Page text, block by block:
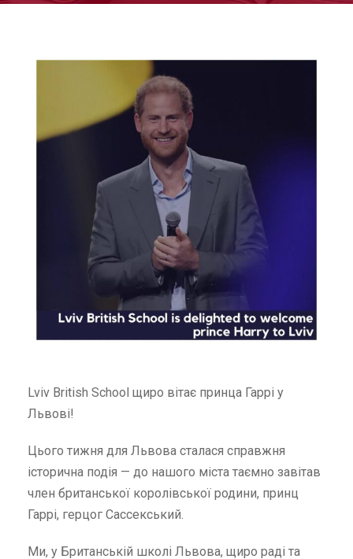
Lviv British School щиро вітає принца Гаррі у
Львові!
Цього тижня для Львова сталася справжня
історична подія — до нашого міста таємно завітав
член британської королівської родини, принц
Гаррі, герцог Сассекський.
Ми, у Британській школі Львова, щиро раді та